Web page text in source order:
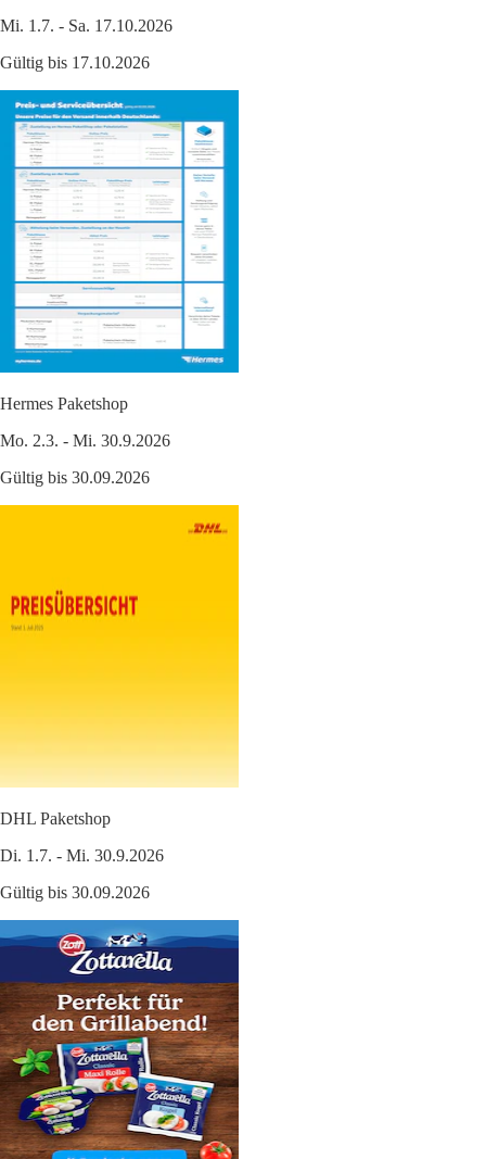
Mi. 1.7. - Sa. 17.10.2026
Gültig bis 17.10.2026
Hermes Paketshop
Mo. 2.3. - Mi. 30.9.2026
Gültig bis 30.09.2026
DHL Paketshop
Di. 1.7. - Mi. 30.9.2026
Gültig bis 30.09.2026